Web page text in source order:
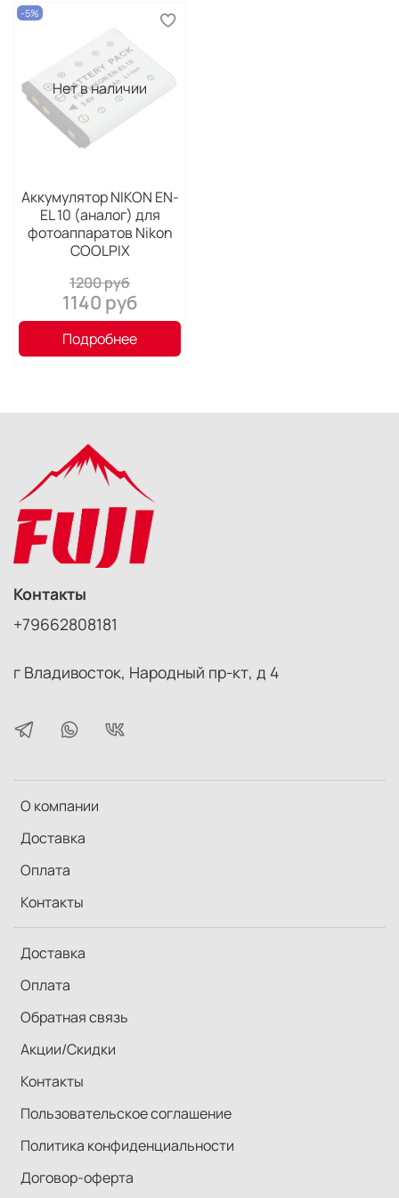
Нет в наличии
-5%
Аккумулятор NIKON EN-
EL 10 (аналог) для
фотоаппаратов Nikon
COOLPIX
1200 руб
1140 руб
Подробнее
О компании
Доставка
Оплата
Контакты
Доставка
Оплата
Обратная связь
Акции/Скидки
Контакты
Пользовательское соглашение
Политика конфиденциальности
Договор-оферта
Контакты
+79662808181
г Владивосток, Народный пр-кт, д 4